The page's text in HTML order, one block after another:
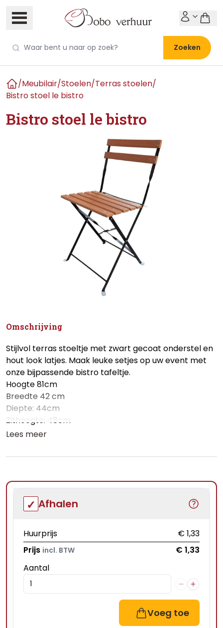
Zoeken
Home
/Meubilair/Stoelen/Terras stoelen/
Bistro stoel le bistro
Bistro stoel le bistro
Omschrijving
Stijlvol terras stoeltje met zwart gecoat onderstel en
hout look latjes. Maak leuke setjes op uw event met
onze bijpassende bistro tafeltje.
Hoogte 81cm
Breedte 42 cm
Diepte: 44cm
Zithoogte: 48cm
Lees meer
Afhalen
Huurprijs
€ 1,33
Prijs incl. BTW
€ 1,33
Aantal
Voeg toe